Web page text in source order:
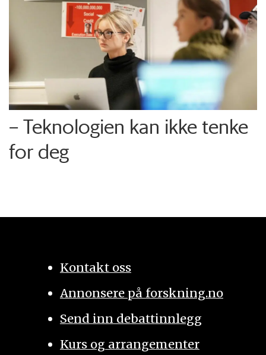
– Teknologien kan ikke tenke
for deg
Kontakt oss
Annonsere på forskning.no
Send inn debattinnlegg
Kurs og arrangementer